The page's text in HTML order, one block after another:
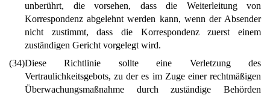
unberührt, die vorsehen, dass die Weiterleitung von
Korrespondenz abgelehnt werden kann, wenn der Absender
nicht zustimmt, dass die Korrespondenz zuerst einem
zuständigen Gericht vorgelegt wird.
(34)Diese Richtlinie sollte eine Verletzung des
Vertraulichkeitsgebots, zu der es im Zuge einer rechtmäßigen
Überwachungsmaßnahme durch zuständige Behörden